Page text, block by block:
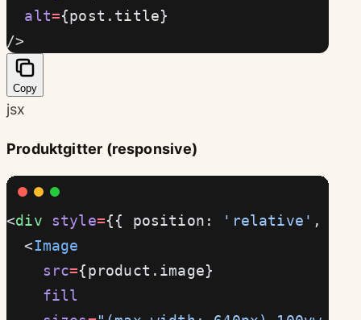
  alt
={post.title}
/>
Copy
jsx
Produktgitter (responsive)
<div style={{ position: 'relative' ,
  <
Image
    src
={product.image}
    fill